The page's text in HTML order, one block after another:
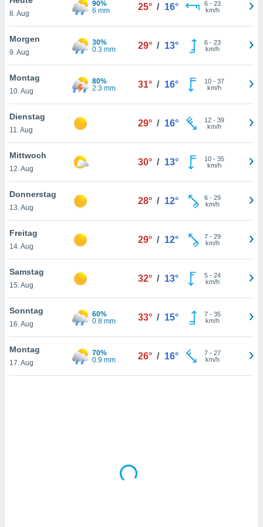
oder
Partner
es uns
das
der
Profil zu
Ihnen
finden
. Sie
jederzeit
Rand
8. Aug
90%
6 mm
25° / 16° 6- 23
km/h
Morgen
9. Aug
30%
0.3 mm
29° / 13° 6- 23
km/h
Montag
10. Aug
80%
2.3 mm
31° / 16° 10- 37
km/h
Dienstag
11. Aug
29° / 16° 12- 39
km/h
Mittwoch
12. Aug
30° / 13° 10- 35
km/h
Donnerstag
13. Aug
28° / 12° 6- 29
km/h
Freitag
14. Aug
29° / 12° 7- 29
km/h
Samstag
15. Aug
32° / 13° 5- 24
km/h
Sonntag
16. Aug
60%
0.8 mm
33° / 15° 7- 35
km/h
Montag
17. Aug
70%
0.9 mm
26° / 16° 7- 27
km/h